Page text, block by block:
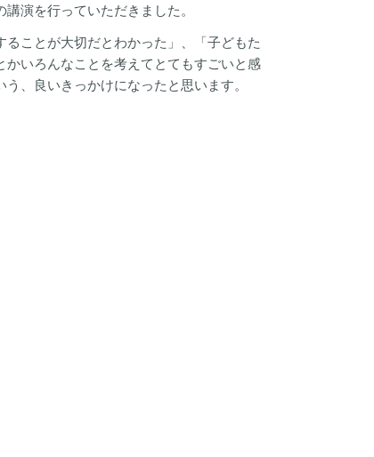
演を行っていただきました。
ことが大切だとわかった」、「子どもた
いろんなことを考えてとてもすごいと感
、良いきっかけになったと思います。